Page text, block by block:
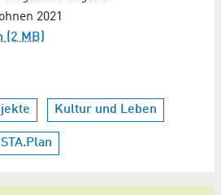
2021
(2 MB)
Kultur und Leben